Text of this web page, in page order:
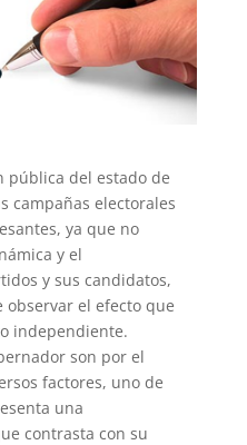
pública del estado de
campañas electorales
ya que no
y el
y sus candidatos,
el efecto que
independiente.
son por el
factores, uno de
una
contrasta con su